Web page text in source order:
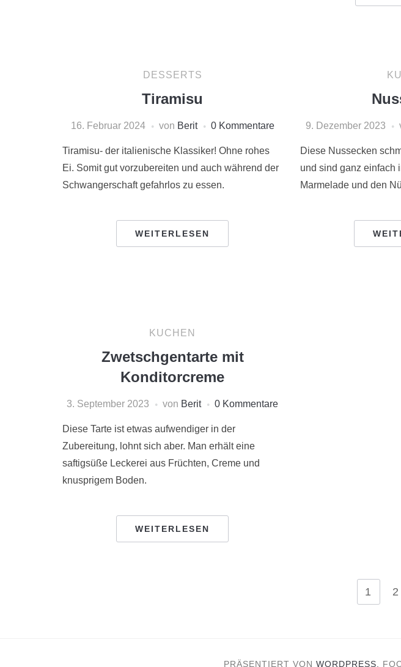
DESSERTS
Tiramisu
16. Februar 2024 von Berit 0 Kommentare
Tiramisu- der italienische Klassiker! Ohne rohes
Ei. Somit gut vorzubereiten und auch während der
Schwangerschaft gefahrlos zu essen.
WEITERLESEN
9. Dezember 2023
Diese Nussecken
und sind ganz einfach
Marmelade und den
KUCHEN
Zwetschgentarte mit
Konditorcreme
3. September 2023 von Berit 0 Kommentare
Diese Tarte ist etwas aufwendiger in der
Zubereitung, lohnt sich aber. Man erhält eine
saftigsüße Leckerei aus Früchten, Creme und
knusprigem Boden.
WEITERLESEN
1 2
PRÄSENTIERT VON WORDPRESS.